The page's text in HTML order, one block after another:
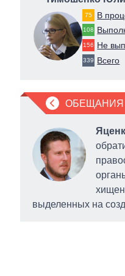
75 В
108
156 Не
339 Всего
ОБЕЩАНИЯ
выделенных на